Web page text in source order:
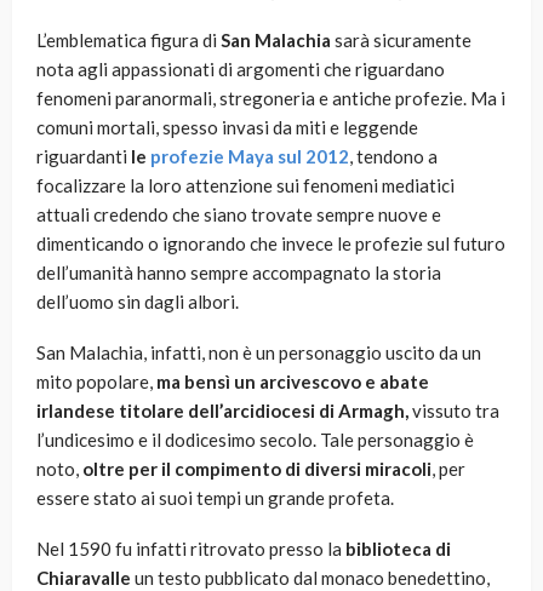
L’emblematica figura di San Malachia sarà sicuramente
nota agli appassionati di argomenti che riguardano
fenomeni paranormali, stregoneria e antiche profezie. Ma i
comuni mortali, spesso invasi da miti e leggende
riguardanti le profezie Maya sul 2012, tendono a
focalizzare la loro attenzione sui fenomeni mediatici
attuali credendo che siano trovate sempre nuove e
dimenticando o ignorando che invece le profezie sul futuro
dell’umanità hanno sempre accompagnato la storia
dell’uomo sin dagli albori.
San Malachia, infatti, non è un personaggio uscito da un
mito popolare, ma bensì un arcivescovo e abate
irlandese titolare dell’arcidiocesi di Armagh,vissuto tra
l’undicesimo e il dodicesimo secolo. Tale personaggio è
noto, oltre per il compimento di diversi miracoli, per
essere stato ai suoi tempi un grande profeta.
Nel 1590 fu infatti ritrovato presso la biblioteca di
Chiaravalle un testo pubblicato dal monaco benedettino,